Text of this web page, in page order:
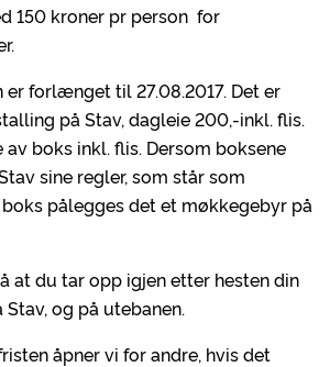
150 kroner pr person for
er forlænget til 27.08.2017. Det er
på Stav, dagleie 200,-inkl. flis.
boks inkl. flis. Dersom boksene
sine regler, som står som
pålegges det et møkkegebyr på
at du tar opp igjen etter hesten din
og på utebanen.
åpner vi for andre, hvis det